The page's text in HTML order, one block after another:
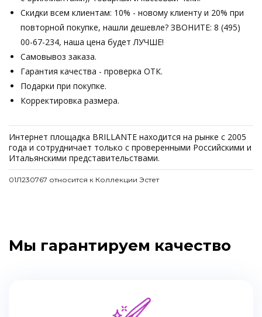
Скидки всем клиентам: 10% - новому клиенту и 20% при
повторной покупке, нашли дешевле? ЗВОНИТЕ: 8 (495)
00-67-234, наша цена будет ЛУЧШЕ!
Самовывоз заказа.
Гарантия качества - проверка ОТК.
Подарки при покупке.
Корректировка размера.
Интернет площадка BRILLANTE находится на рынке с 2005
года и сотрудничает только с проверенными Российскими и
Итальянскими представительствами.
01Л230767 относится к Коллекции Эстет
Мы гарантируем качество